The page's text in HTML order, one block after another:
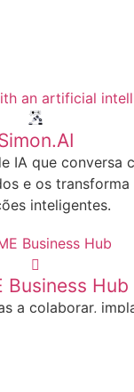
IA que conversa
e os transforma
inteligentes.
Saiba Mais
Business Hub
a colaborar,